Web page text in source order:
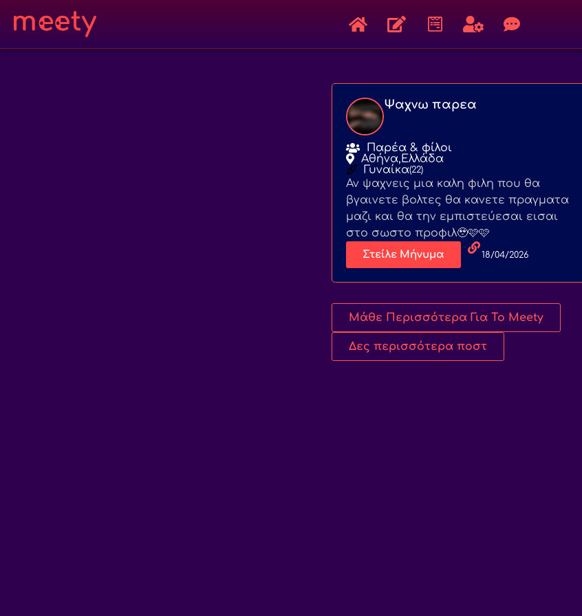
Ψαχνω παρεα
Παρέα & φίλοι
Αθήνα,Ελλάδα
Γυναίκα(22)
Αν ψαχνεις μια καλη φιλη που θα
βγαινετε βολτες θα κανετε πραγματα
μαζι και θα την εμπιστεύεσαι εισαι
στο σωστο προφιλ🥹🩷🩷
Στείλε Μήνυμα 18/04/2026
Μάθε Περισσότερα Για Το Meety
Δες περισσότερα ποστ